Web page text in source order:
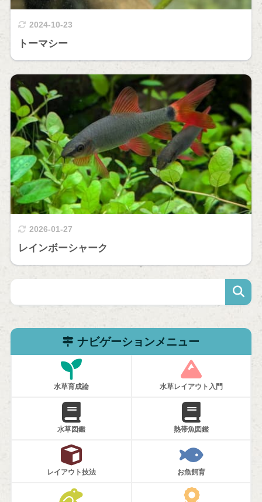
2024-10-23
トーマシー
2026-01-27
レインボーシャーク
ナビゲーションメニュー
水草育成論 水草レイアウト入門
水草図鑑 熱帯魚図鑑
レイアウト技法 お魚飼育